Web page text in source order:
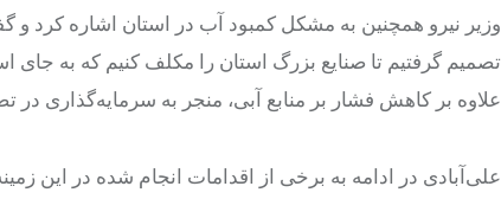
وزیر نیرو همچنین به مشکل کمبود آب در استان اشاره کرد و
تصمیم گرفتیم تا صنایع بزرگ استان را مکلف کنیم که به جای
علاوه بر کاهش فشار بر منابع آبی، منجر به سرمایه‌گذاری
علی‌آبادی در ادامه به برخی از اقدامات انجام شده در این